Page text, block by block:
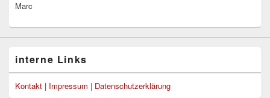
Marc
interne Links
Kontakt | Impressum | Datenschutzerklärung